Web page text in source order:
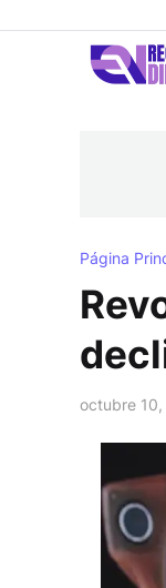
Página
octubre 10,